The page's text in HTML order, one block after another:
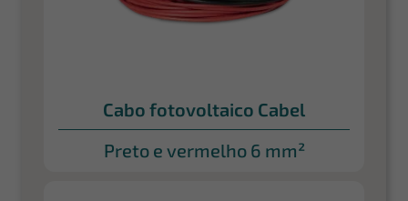
Cabo fotovoltaico Cabel
Preto e vermelho 6 mm²